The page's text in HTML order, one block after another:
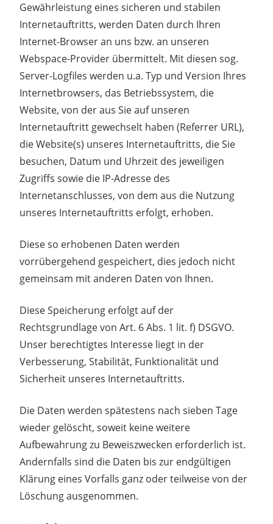
Gewährleistung eines sicheren und stabilen
Internetauftritts, werden Daten durch Ihren
Internet-Browser an uns bzw. an unseren
Webspace-Provider übermittelt. Mit diesen sog.
Server-Logfiles werden u.a. Typ und Version Ihres
Internetbrowsers, das Betriebssystem, die
Website, von der aus Sie auf unseren
Internetauftritt gewechselt haben (Referrer URL),
die Website(s) unseres Internetauftritts, die Sie
besuchen, Datum und Uhrzeit des jeweiligen
Zugriffs sowie die IP-Adresse des
Internetanschlusses, von dem aus die Nutzung
unseres Internetauftritts erfolgt, erhoben.
Diese so erhobenen Daten werden
vorrübergehend gespeichert, dies jedoch nicht
gemeinsam mit anderen Daten von Ihnen.
Diese Speicherung erfolgt auf der
Rechtsgrundlage von Art. 6 Abs. 1 lit. f) DSGVO.
Unser berechtigtes Interesse liegt in der
Verbesserung, Stabilität, Funktionalität und
Sicherheit unseres Internetauftritts.
Die Daten werden spätestens nach sieben Tage
wieder gelöscht, soweit keine weitere
Aufbewahrung zu Beweiszwecken erforderlich ist.
Andernfalls sind die Daten bis zur endgültigen
Klärung eines Vorfalls ganz oder teilweise von der
Löschung ausgenommen.